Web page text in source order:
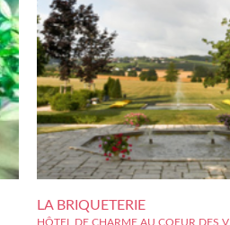
LA BRIQUETERIE
HÔTEL DE CHARME AU COEUR DES